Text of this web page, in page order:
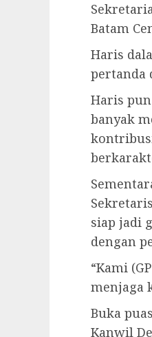
Batam
Haris
pertanda
Haris
banyak
siap jadi
dengan
“Kami
menjaga
Buka
Kanwil